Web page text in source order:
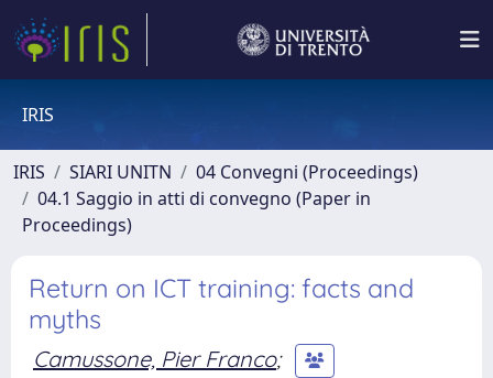
IRIS
IRIS SIARI UNITN
04 Convegni (Proceedings)
04.1 Saggio in atti di convegno (Paper in
Proceedings)
Return on ICT training: facts and
myths
Camussone, Pier Franco;